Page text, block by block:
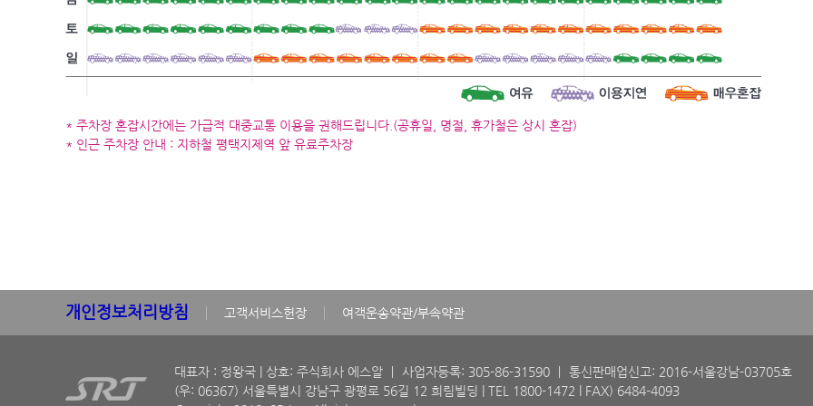
* 주차장 혼잡시간에는 가급적 대중교통 이용을 권해드립니다.(공휴일, 명절, 휴가철은 상시 혼잡)
* 인근 주차장 안내 : 지하철 평택지제역 앞 유료주차장
개인정보처리방침 고객서비스헌장 여객운송약관/부속약관
대표자 : 정왕국 | 상호: 주식회사 에스알 ㅣ 사업자등록: 305-86-31590
ㅣ 통신판매업신고: 2016-서울강남-03705호
(우: 06367) 서울특별시 강남구 광평로 56길 12 희림빌딩 | TEL 1800-1472 l FAX) 6484-4093